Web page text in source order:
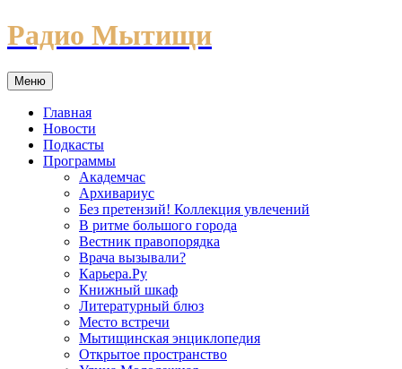
Перейти
к
Радио Мытищи
Меню
Главная
Новости
Подкасты
Программы
Академчас
Архивариус
Без претензий! Коллекция увлечений
В ритме большого города
Вестник правопорядка
Врача вызывали?
Карьера.Ру
Книжный шкаф
Литературный блюз
Место встречи
Мытищинская энциклопедия
Открытое пространство